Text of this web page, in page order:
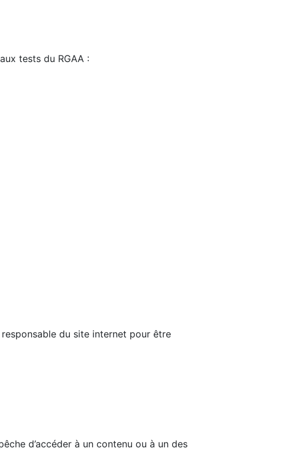
tests du RGAA :
du site internet pour être
d’accéder à un contenu ou à un des